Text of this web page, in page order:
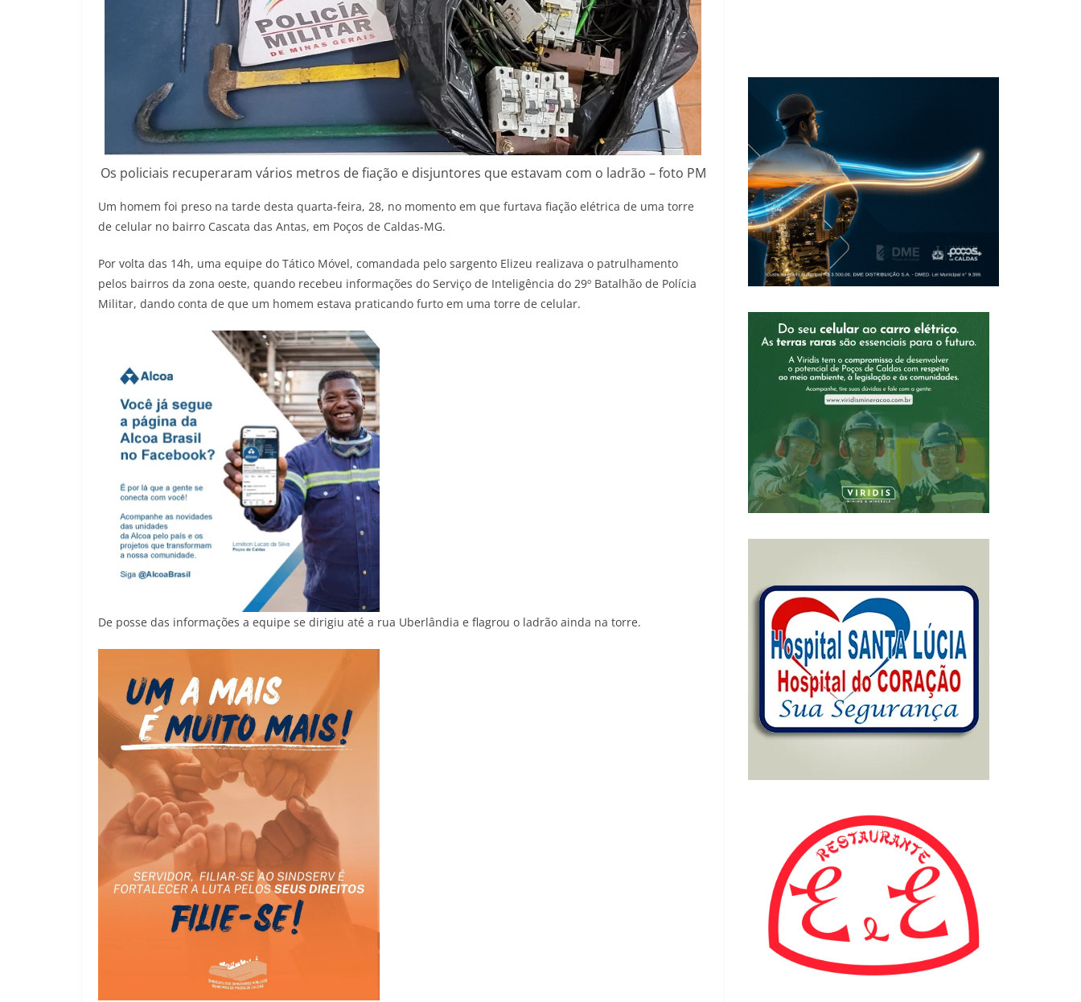
Os policiais recuperaram vários metros de fiação e disjuntores que estavam com o ladrão – foto PM
Um homem foi preso na tarde desta quarta-feira, 28, no momento em que furtava fiação elétrica de uma torre
de celular no bairro Cascata das Antas, em Poços de Caldas-MG.
Por volta das 14h, uma equipe do Tático Móvel, comandada pelo sargento Elizeu realizava o patrulhamento
pelos bairros da zona oeste, quando recebeu informações do Serviço de Inteligência do 29º Batalhão de Polícia
Militar, dando conta de que um homem estava praticando furto em uma torre de celular.
De posse das informações a equipe se dirigiu até a rua Uberlândia e flagrou o ladrão ainda na torre.